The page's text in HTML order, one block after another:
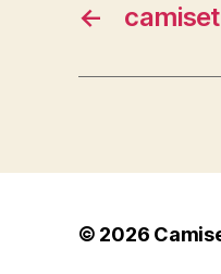
←
© 2026